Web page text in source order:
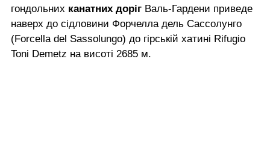
гондольних канатних доріг Валь-Гардени приведе
наверх до сідловини Форчелла дель Сассолунго
(Forcella del Sassolungo) до гірській хатині Rifugio
Toni Demetz на висоті 2685 м.